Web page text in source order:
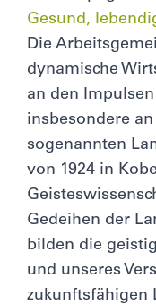
Gesund,
Die
dynamische
an den
insbesondere
sogenannten
von 1924 in
Gedeihen der
bilden die
und unseres
zukunftsfähigen